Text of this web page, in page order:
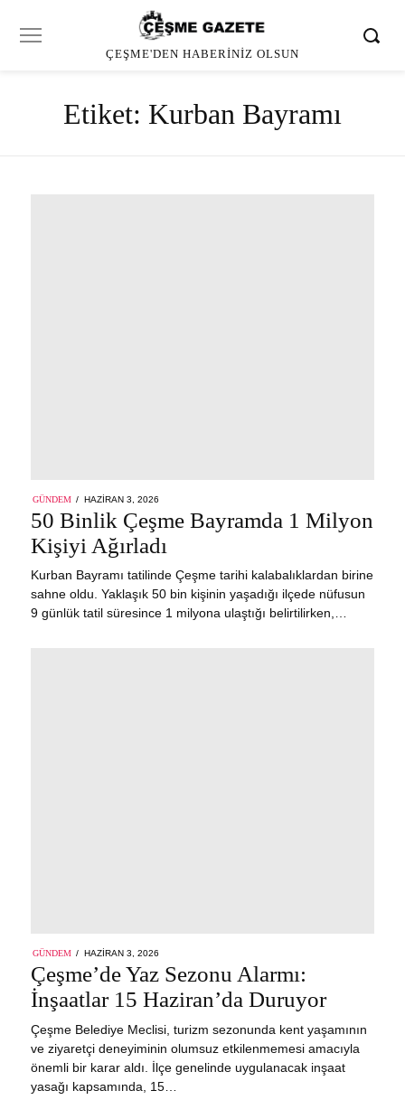
ÇEŞME'DEN HABERINIZ OLSUN
Etiket: Kurban Bayramı
GÜNDEM
POSTED
ON
HAZIRAN 3, 2026
50 Binlik Çeşme Bayramda 1 Milyon
Kişiyi Ağırladı
Kurban Bayramı tatilinde Çeşme tarihi kalabalıklardan birine
sahne oldu. Yaklaşık 50 bin kişinin yaşadığı ilçede nüfusun
9 günlük tatil süresince 1 milyona ulaştığı belirtilirken,…
GÜNDEM
POSTED
ON
HAZIRAN 3, 2026
Çeşme’de Yaz Sezonu Alarmı:
İnşaatlar 15 Haziran’da Duruyor
Çeşme Belediye Meclisi, turizm sezonunda kent yaşamının
ve ziyaretçi deneyiminin olumsuz etkilenmemesi amacıyla
önemli bir karar aldı. İlçe genelinde uygulanacak inşaat
yasağı kapsamında, 15…